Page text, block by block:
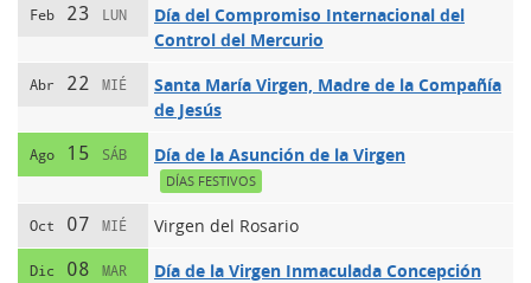
Feb 23 LUN
Día del Compromiso Internacional del
Control del Mercurio
Abr 22 MIÉ
Santa María Virgen, Madre de la Compañía
de Jesús
Ago 15 SÁB Día de la Asunción de la Virgen
DÍAS FESTIVOS
Oct 07 MIÉ Virgen del Rosario
Dic 08 MAR Día de la Virgen Inmaculada Concepción